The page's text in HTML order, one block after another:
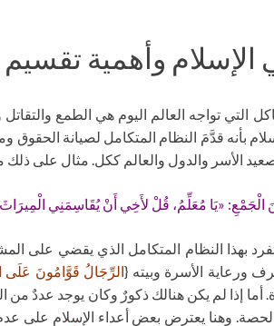
الإسلام وأهمية تقسيم
التي تواجه العالم اليوم هي الطمع
بأنه قدَّمَ النظام المتكامل لصيانة
الأسر والدول والعالم ككل. مثال على
«يَا مُعَلِّمُ، قُلْ لأَخِي أَنْ يُقَاسِمَنِي
بهذا النظام المتكامل الذي يقضي على
ورعاية الأسرة وبيته {الرِّجَالُ قَوَّامُونَ عَلَى
أما إذا لم يكن هنالك ذكورٌ وكان يوجد عددٌ من
الحصة. وهنا يعترض بعض أعداء الإسلام على